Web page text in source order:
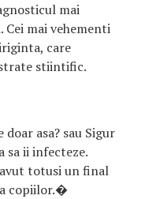
mai
mai vehementi
care
stiintific.
asa? sau Sigur
sa ii infecteze.
totusi un final
copiilor.�